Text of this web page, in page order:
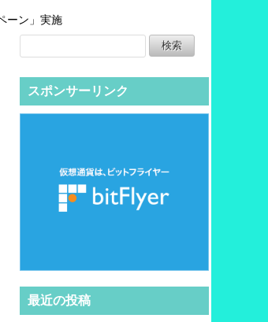
ーン」実施
スポンサーリンク
最近の投稿